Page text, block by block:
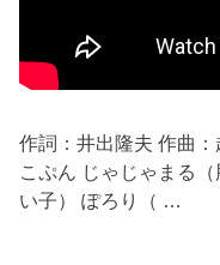
作詞：井出隆夫 作曲
こぷん じゃじゃまる
い子） ぽろり（ …